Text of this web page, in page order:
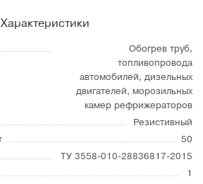
Характеристики
Обогрев труб,
топливопровода
автомобилей, дизельных
двигателей, морозильных
камер рефрижераторов
Резистивный
50
ТУ 3558-010-28836817-2015
1